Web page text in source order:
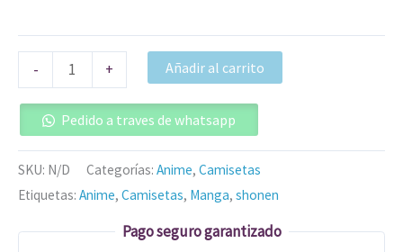
- + Añadir al carrito
Pedido a traves de whatsapp
SKU: N/D Categorías: Anime, Camisetas
Etiquetas: Anime, Camisetas, Manga, shonen
Pago seguro garantizado